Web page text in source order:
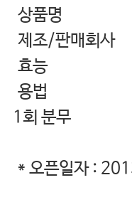
상품명 모
제조/판매회
효능 연중
용법 * 12세
1회 분무
* 오픈일자 :